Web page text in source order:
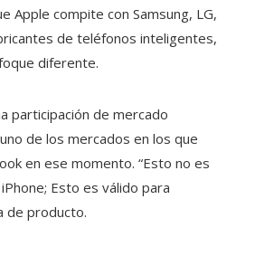
Apple compite con Samsung, LG,
de teléfonos inteligentes,
diferente.
participación de mercado
de los mercados en los que
en ese momento. “Esto no es
Esto es válido para
de producto.